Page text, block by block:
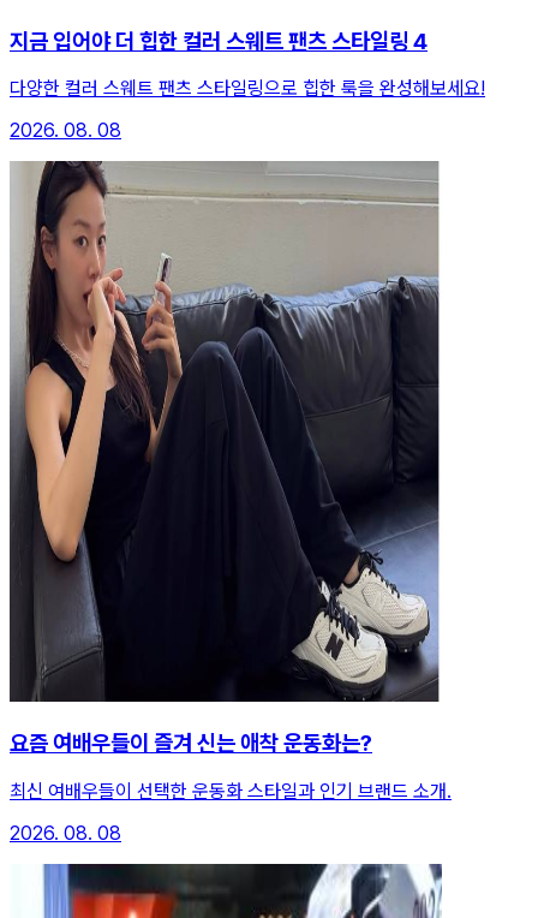
지금 입어야 더 힙한 컬러 스웨트 팬츠 스타일링 4
다양한 컬러 스웨트 팬츠 스타일링으로 힙한 룩을 완성해보세요!
2026. 08. 08
요즘 여배우들이 즐겨 신는 애착 운동화는?
최신 여배우들이 선택한 운동화 스타일과 인기 브랜드 소개.
2026. 08. 08